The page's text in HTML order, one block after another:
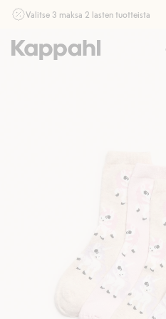
Valitse 3 maksa 2 lasten tuotteista
myymälässä ja verkossa. Ei voi yhdistää